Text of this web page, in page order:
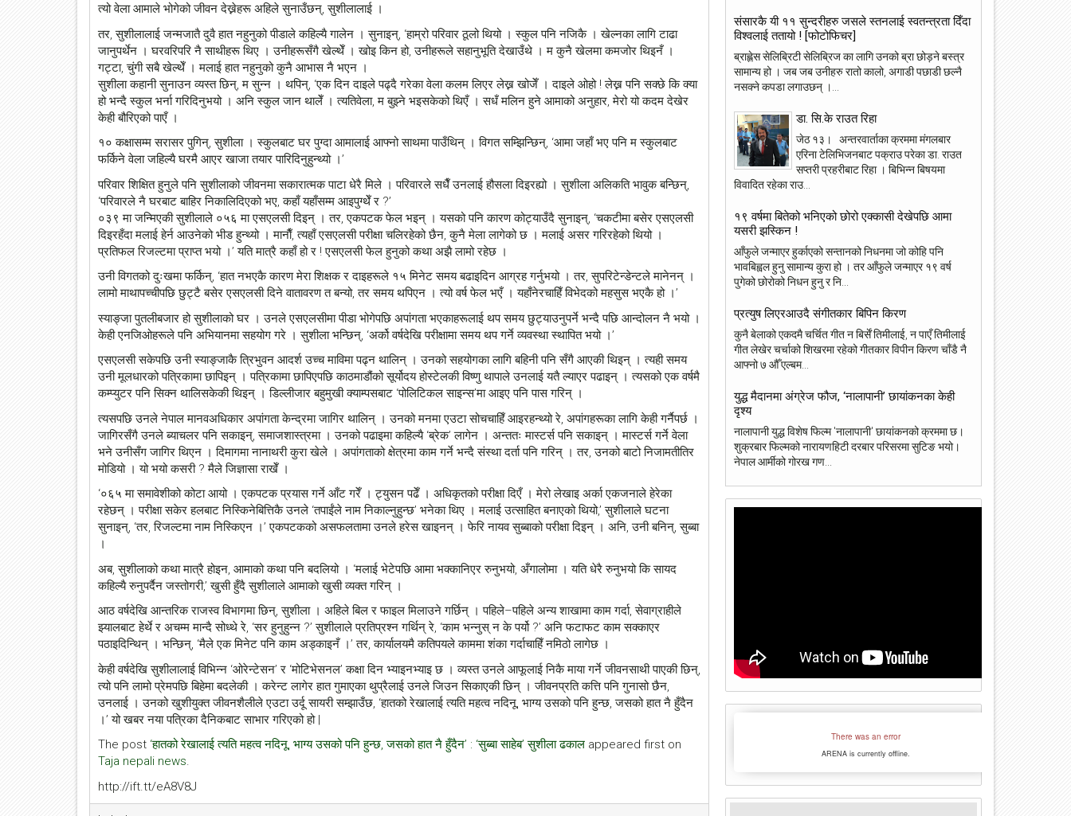
त्यो वेला आमाले भोगेको जीवन देख्नेहरू अहिले सुनाउँछन्, सुशीलालाई ।
तर, सुशीलालाई जन्मजातै दुवै हात नहुनुको पीडाले कहिल्यै गालेन । सुनाइन्, ‘हाम्रो परिवार ठूलो थियो । स्कुल पनि नजिकै । खेल्नका लागि टाढा
जानुपर्थेन । घरवरिपरि नै साथीहरू थिए । उनीहरूसँगै खेल्थेँ । खोइ किन हो, उनीहरूले सहानुभूति देखाउँथे । म कुनै खेलमा कमजोर थिइनँ ।
गट्टा, चुंगी सबै खेल्थेँ । मलाई हात नहुनुको कुनै आभास नै भएन ।
सुशीला कहानी सुनाउन व्यस्त छिन्, म सुन्न । थपिन्, ‘एक दिन दाइले पढ्दै गरेका वेला कलम लिएर लेख्न खोजेँ । दाइले ओहो ! लेख्न पनि सक्छे कि क्या
हो भन्दै स्कुल भर्ना गरिदिनुभयो । अनि स्कुल जान थालेँ । त्यतिवेला, म बुझ्ने भइसकेको थिएँ । सधँ मलिन हुने आमाको अनुहार, मेरो यो कदम देखेर
केही बौरिएको पाएँ ।
१० कक्षासम्म सरासर पुगिन्, सुशीला । स्कुलबाट घर पुग्दा आमालाई आफ्नो साथमा पाउँथिन् । विगत सम्झिन्छिन्, ‘आमा जहाँ भए पनि म स्कुलबाट
फर्किने वेला जहिल्यै घरमै आएर खाजा तयार पारिदिनुहुन्थ्यो ।’
परिवार शिक्षित हुनुले पनि सुशीलाको जीवनमा सकारात्मक पाटा धेरै मिले । परिवारले सधैँ उनलाई हौसला दिइरह्यो । सुशीला अलिकति भावुक बन्छिन्,
‘परिवारले नै घरबाट बाहिर निकालिदिएको भए, कहाँ यहाँसम्म आइपुग्थेँ र ?’
०३९ मा जन्मिएकी सुशीलाले ०५६ मा एसएलसी दिइन् । तर, एकपटक फेल भइन् । यसको पनि कारण कोट्याउँदै सुनाइन्, ‘चकटीमा बसेर एसएलसी
दिइरहँदा मलाई हेर्न आउनेको भीड हुन्थ्यो । मानाैँ, त्यहाँ एसएलसी परीक्षा चलिरहेको छैन, कुनै मेला लागेको छ । मलाई असर गरिरहेको थियो ।
प्रतिफल रिजल्टमा प्राप्त भयो ।’ यति मात्रै कहाँ हो र ! एसएलसी फेल हुनुको कथा अझै लामो रहेछ ।
उनी विगतको दुःखमा फर्किन्, ‘हात नभएकै कारण मेरा शिक्षक र दाइहरूले १५ मिनेट समय बढाइदिन आग्रह गर्नुभयो । तर, सुपरिटेन्डेन्टले मानेनन् ।
लामो माथापच्चीपछि छुट्टै बसेर एसएलसी दिने वातावरण त बन्यो, तर समय थपिएन । त्यो वर्ष फेल भएँ । यहाँनेरचाहिँ विभेदको महसुस भएकै हो ।’
स्याङ्जा पुतलीबजार हो सुशीलाको घर । उनले एसएलसीमा पीडा भोगेपछि अपांगता भएकाहरूलाई थप समय छुट्याउनुपर्ने भन्दै पछि आन्दोलन नै भयो ।
केही एनजिओहरूले पनि अभियानमा सहयोग गरे । सुशीला भन्छिन्, ‘अर्को वर्षदेखि परीक्षामा समय थप गर्ने व्यवस्था स्थापित भयो ।’
एसएलसी सकेपछि उनी स्याङ्जाकै त्रिभुवन आदर्श उच्च माविमा पढ्न थालिन् । उनको सहयोगका लागि बहिनी पनि सँगै आएकी थिइन् । त्यही समय
उनी मूलधारको पत्रिकामा छापिइन् । पत्रिकामा छापिएपछि काठमाडौंको सूर्योदय होस्टेलकी विष्णु थापाले उनलाई यतै ल्याएर पढाइन् । त्यसको एक वर्षमै
कम्प्युटर पनि सिक्न थालिसकेकी थिइन् । डिल्लीजार बहुमुखी क्याम्पसबाट ‘पोलिटिकल साइन्स’मा आइए पनि पास गरिन् ।
त्यसपछि उनले नेपाल मानवअधिकार अपांगता केन्द्रमा जागिर थालिन् । उनको मनमा एउटा सोचचाहिँ आइरहन्थ्यो रे, अपांगहरूका लागि केही गर्नैपर्छ ।
जागिरसँगै उनले ब्याचलर पनि सकाइन्, समाजशास्त्रमा । उनको पढाइमा कहिल्यै ‘ब्रेक’ लागेन । अन्ततः मास्टर्स पनि सकाइन् । मास्टर्स गर्ने वेला
भने उनीसँग जागिर थिएन । दिमागमा नानाथरी कुरा खेले । अपांगताको क्षेत्रमा काम गर्ने भन्दै संस्था दर्ता पनि गरिन् । तर, उनको बाटो निजामतीतिर
मोडियो । यो भयो कसरी ? मैले जिज्ञासा राखेँ ।
‘०६५ मा समावेशीको कोटा आयो । एकपटक प्रयास गर्ने आँट गरेँ । ट्युसन पढेँ । अधिकृतको परीक्षा दिएँ । मेरो लेखाइ अर्का एकजनाले हेरेका
रहेछन् । परीक्षा सकेर हलबाट निस्किनेबित्तिकै उनले ‘तपाईंले नाम निकाल्नुहुन्छ’ भनेका थिए । मलाई उत्साहित बनाएको थियो,’ सुशीलाले घटना
सुनाइन्, ‘तर, रिजल्टमा नाम निस्किएन ।’ एकपटकको असफलतामा उनले हरेस खाइनन् । फेरि नायव सुब्बाको परीक्षा दिइन् । अनि, उनी बनिन्, सुब्बा
।
अब, सुशीलाको कथा मात्रै होइन, आमाको कथा पनि बदलियो । ‘मलाई भेटेपछि आमा भक्कानिएर रुनुभयो, अँगालोमा । यति धेरै रुनुभयो कि सायद
कहिल्यै रुनुपर्दैन जस्तोगरी,’ खुसी हुँदै सुशीलाले आमाको खुसी व्यक्त गरिन् ।
आठ वर्षदेखि आन्तरिक राजस्व विभागमा छिन्, सुशीला । अहिले बिल र फाइल मिलाउने गर्छिन् । पहिले–पहिले अन्य शाखामा काम गर्दा, सेवाग्राहीले
झ्यालबाट हेर्थे र अचम्म मान्दै सोध्थे रे, ‘सर हुनुहुन्न ?’ सुशीलाले प्रतिप्रश्न गर्थिन् रे, ‘काम भन्नुस् न के पर्यो ?’ अनि फटाफट काम सक्काएर
पठाइदिन्थिन् । भन्छिन्, ‘मैले एक मिनेट पनि काम अड्काइनँ ।’ तर, कार्यालयमै कतिपयले काममा शंका गर्दाचाहिँ नमिठो लागेछ ।
केही वर्षदेखि सुशीलालाई विभिन्न ‘ओरेन्टेसन’ र ‘मोटिभेसनल’ कक्षा दिन भ्याइनभ्याइ छ । व्यस्त उनले आफूलाई निकै माया गर्ने जीवनसाथी पाएकी छिन्,
त्यो पनि लामो प्रेमपछि बिहेमा बदलेकी । करेन्ट लागेर हात गुमाएका थुप्रैलाई उनले जिउन सिकाएकी छिन् । जीवनप्रति कत्ति पनि गुनासो छैन,
उनलाई । उनको खुशीयुक्त जीवनशैलीले एउटा उर्दू सायरी सम्झाउँछ, ‘हातको रेखालाई त्यति महत्व नदिनू, भाग्य उसको पनि हुन्छ, जसको हात नै हुँदैन
।’ यो खबर नया पत्रिका दैनिकबाट साभार गरिएको हो |
The post ‘हातको रेखालाई त्यति महत्व नदिनू, भाग्य उसको पनि हुन्छ, जसको हात नै हुँदैन’ : ‘सुब्बा साहेब’ सुशीला ढकाल appeared first on
Taja nepali news.
http://ift.tt/eA8V8J
संसारकै यी ११ सुन्दरीहरु जसले स्तनलाई स्वतन्त्रता दिँदा
विश्वलाई ततायो ! [फोटोफिचर]
ब्राह्लेस सेलिब्रिटी सेलिब्रिज का लागि उनको ब्रा छोड़ने बस्त्र
सामान्य हो । जब जब उनीहरु रातो कालो, अगाडी पछाडी छल्नै
नसक्ने कपडा लगाउछन् ।...
डा. सि.के राउत रिहा
जेठ १३। अन्तरवार्ताका क्रममा मंगलबार
एरिना टेलिभिजनबाट पक्राउ परेका डा. राउत
सप्तरी प्रहरीबाट रिहा । बिभिन्न बिषयमा
विवादित रहेका राउ...
१९ वर्षमा बितेको भनिएको छोरो एक्कासी देखेपछि आमा
यसरी झस्किन !
आँफुले जन्माएर हुर्काएको सन्तानको निधनमा जो कोहि पनि
भावबिह्वल हुनु सामान्य कुरा हो । तर आँफुले जन्माएर १९ वर्ष
पुगेको छोरोको निधन हुनु र नि...
प्रत्युष लिएरआउदै संगीतकार बिपिन किरण
कुनै बेलाको एकदमै चर्चित गीत न बिर्सें तिमीलाई, न पाएँ तिमीलाई
गीत लेखेर चर्चाको शिखरमा रहेको गीतकार विपीन किरण चाँडै नै
आफ्नो ७ औँ एल्बम...
युद्ध मैदानमा अंग्रेज फौज, ‘नालापानी’ छायांकनका केही
दृश्य
नालापानी युद्ध विशेष फिल्म 'नालापानी' छायांकनको क्रममा छ।
शुक्रबार फिल्मको नारायणहिटी दरबार परिसरमा सुटिङ भयो।
नेपाल आर्मीको गोरख गण...